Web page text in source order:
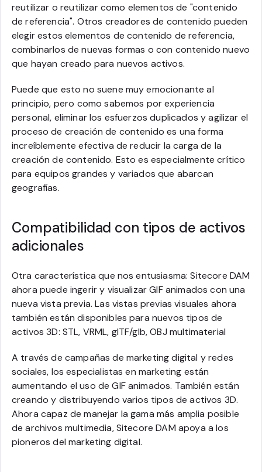
reutilizar o reutilizar como elementos de "contenido
de referencia". Otros creadores de contenido pueden
elegir estos elementos de contenido de referencia,
combinarlos de nuevas formas o con contenido nuevo
que hayan creado para nuevos activos.
Puede que esto no suene muy emocionante al
principio, pero como sabemos por experiencia
personal, eliminar los esfuerzos duplicados y agilizar el
proceso de creación de contenido es una forma
increíblemente efectiva de reducir la carga de la
creación de contenido. Esto es especialmente crítico
para equipos grandes y variados que abarcan
geografías.
Compatibilidad con tipos de activos
adicionales
Otra característica que nos entusiasma: Sitecore DAM
ahora puede ingerir y visualizar GIF animados con una
nueva vista previa. Las vistas previas visuales ahora
también están disponibles para nuevos tipos de
activos 3D: STL, VRML, glTF/glb, OBJ multimaterial
A través de campañas de marketing digital y redes
sociales, los especialistas en marketing están
aumentando el uso de GIF animados. También están
creando y distribuyendo varios tipos de activos 3D.
Ahora capaz de manejar la gama más amplia posible
de archivos multimedia, Sitecore DAM apoya a los
pioneros del marketing digital.